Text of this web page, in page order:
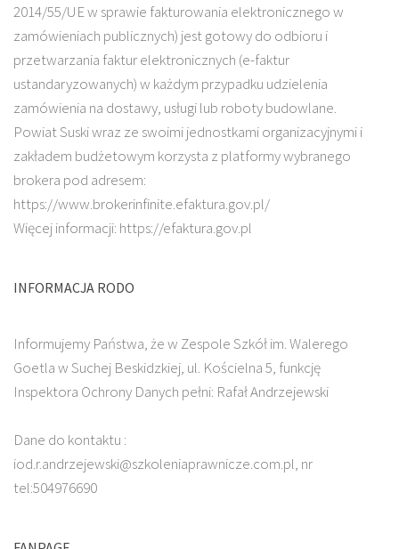
2014/55/UE w sprawie fakturowania elektronicznego w
zamówieniach publicznych) jest gotowy do odbioru i
przetwarzania faktur elektronicznych (e-faktur
ustandaryzowanych) w każdym przypadku udzielenia
zamówienia na dostawy, usługi lub roboty budowlane.
Powiat Suski wraz ze swoimi jednostkami organizacyjnymi i
zakładem budżetowym korzysta z platformy wybranego
brokera pod adresem:
https://www.brokerinfinite.efaktura.gov.pl/
Więcej informacji: https://efaktura.gov.pl
INFORMACJA RODO
Informujemy Państwa, że w Zespole Szkół im. Walerego
Goetla w Suchej Beskidzkiej, ul. Kościelna 5, funkcję
Inspektora Ochrony Danych pełni: Rafał Andrzejewski
Dane do kontaktu :
iod.r.andrzejewski@szkoleniaprawnicze.com.pl, nr
tel:504976690